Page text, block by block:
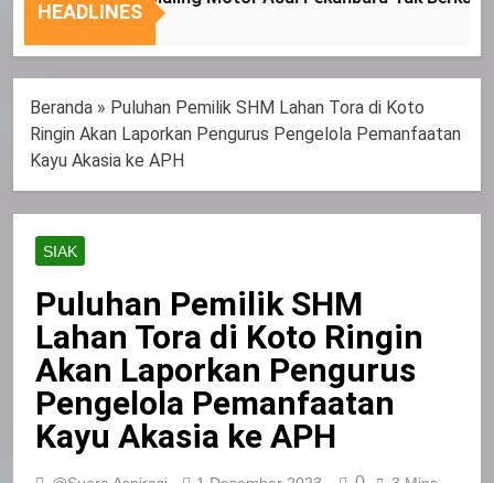
HEADLINES
Beranda » Puluhan Pemilik SHM Lahan Tora di Koto
Ringin Akan Laporkan Pengurus Pengelola Pemanfaatan
Kayu Akasia ke APH
SIAK
Puluhan Pemilik SHM
Lahan Tora di Koto Ringin
Akan Laporkan Pengurus
Pengelola Pemanfaatan
Kayu Akasia ke APH